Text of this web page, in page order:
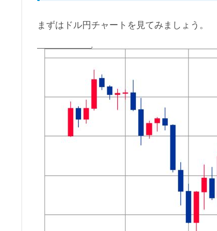
まずはドル円チャートを見てみましょう。